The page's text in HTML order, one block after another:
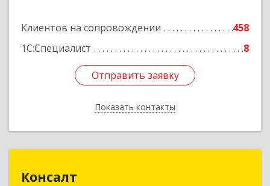
Клиентов на сопровождении
458
1С:Специалист
8
Отправить заявку
Показать контакты
Подробнее
Отправить заявку
Назад
Консалт